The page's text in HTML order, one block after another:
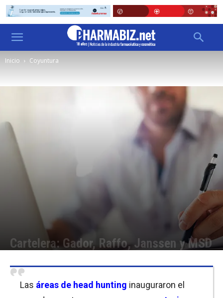
Inicio Coyuntura
Cartelera: Gador, Raffo, Janssen y MSD
Las áreas de head hunting inauguraron el